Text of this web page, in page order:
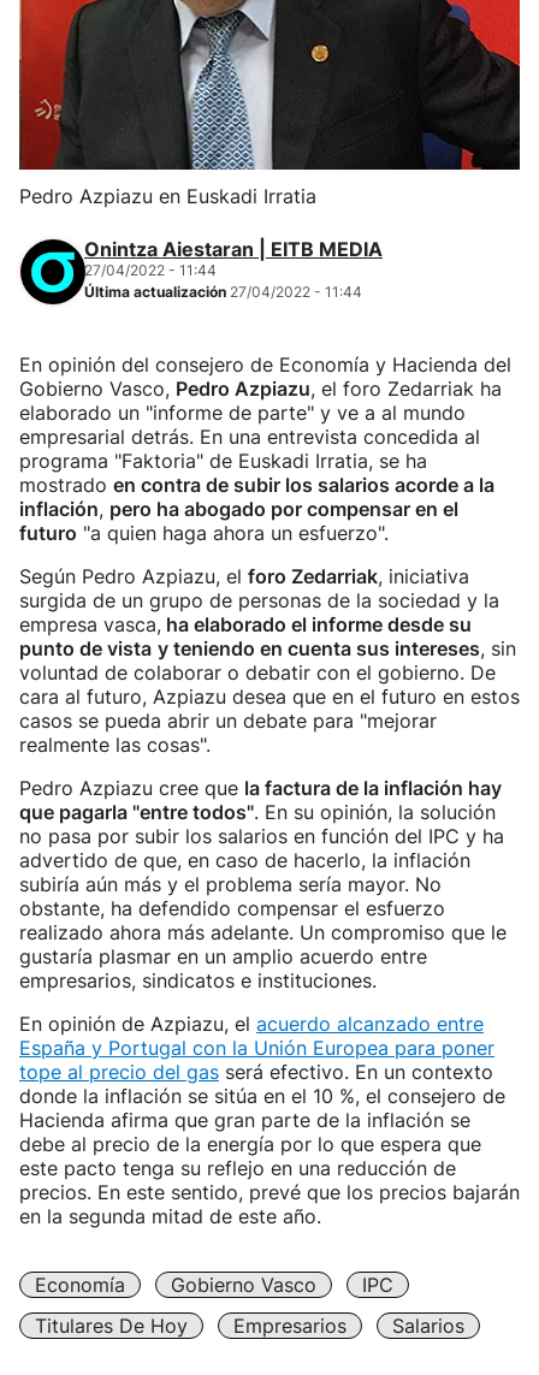
Pedro Azpiazu en Euskadi Irratia
Onintza Aiestaran | EITB MEDIA
27/04/2022 - 11:44
Última actualización 27/04/2022 - 11:44
En opinión del consejero de Economía y Hacienda del
Gobierno Vasco, Pedro Azpiazu, el foro Zedarriak ha
elaborado un "informe de parte" y ve a al mundo
empresarial detrás. En una entrevista concedida al
programa "Faktoria" de Euskadi Irratia, se ha
mostrado en contra de subir los salarios acorde a la
inflación, pero ha abogado por compensar en el
futuro "a quien haga ahora un esfuerzo".
Según Pedro Azpiazu, el foro Zedarriak, iniciativa
surgida de un grupo de personas de la sociedad y la
empresa vasca, ha elaborado el informe desde su
punto de vista y teniendo en cuenta sus intereses, sin
voluntad de colaborar o debatir con el gobierno. De
cara al futuro, Azpiazu desea que en el futuro en estos
casos se pueda abrir un debate para "mejorar
realmente las cosas".
Pedro Azpiazu cree que la factura de la inflación hay
que pagarla "entre todos". En su opinión, la solución
no pasa por subir los salarios en función del IPC y ha
advertido de que, en caso de hacerlo, la inflación
subiría aún más y el problema sería mayor. No
obstante, ha defendido compensar el esfuerzo
realizado ahora más adelante. Un compromiso que le
gustaría plasmar en un amplio acuerdo entre
empresarios, sindicatos e instituciones.
En opinión de Azpiazu, el acuerdo alcanzado entre
España y Portugal con la Unión Europea para poner
tope al precio del gas será efectivo. En un contexto
donde la inflación se sitúa en el 10 %, el consejero de
Hacienda afirma que gran parte de la inflación se
debe al precio de la energía por lo que espera que
este pacto tenga su reflejo en una reducción de
precios. En este sentido, prevé que los precios bajarán
en la segunda mitad de este año.
Economía Gobierno Vasco
IPC
Titulares De Hoy
Empresarios Salarios